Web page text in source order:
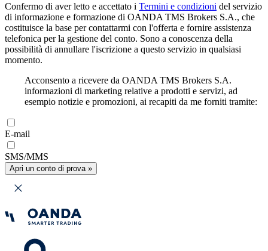
Confermo di aver letto e accettato i Termini e condizioni del servizio
di informazione e formazione di OANDA TMS Brokers S.A., che
costituisce la base per contattarmi con l'offerta e fornire assistenza
telefonica per la gestione del conto. Sono a conoscenza della
possibilità di annullare l'iscrizione a questo servizio in qualsiasi
momento.
Acconsento a ricevere da OANDA TMS Brokers S.A.
informazioni di marketing relative a prodotti e servizi, ad
esempio notizie e promozioni, ai recapiti da me forniti tramite:
E-mail
SMS/MMS
Apri un conto di prova »